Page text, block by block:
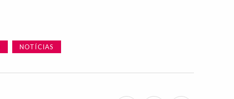
NOTÍCIAS